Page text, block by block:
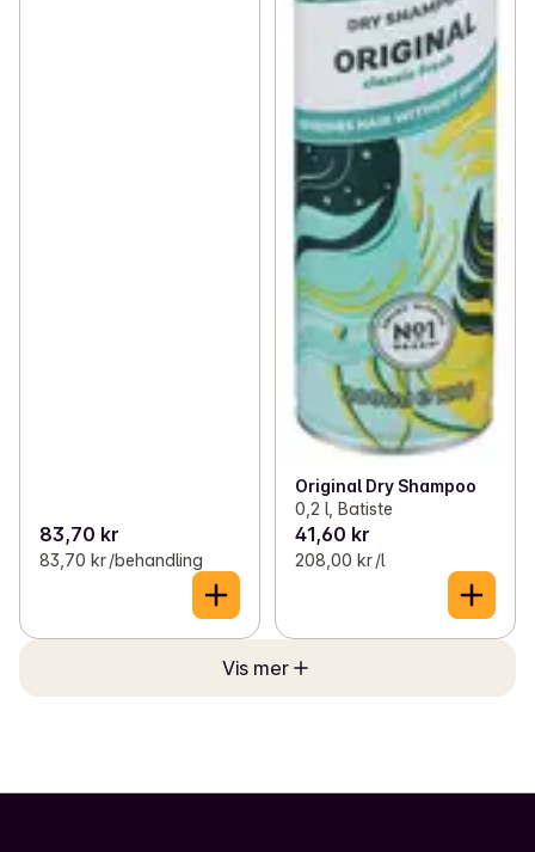
83,70 kr
83,70 kr /behandling
Original Dry Shampoo
0,2 l, Batiste
41,60 kr
208,00 kr /l
Vis mer